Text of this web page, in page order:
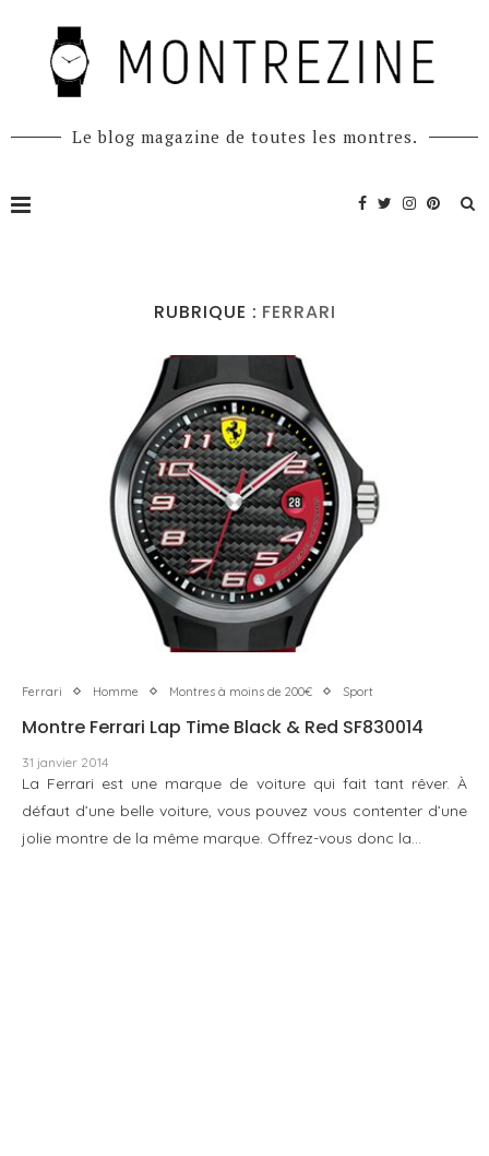
Le blog magazine de toutes les montres.
RUBRIQUE : FERRARI
Ferrari Homme Montres à moins de 200€ Sport
Montre Ferrari Lap Time Black & Red SF830014
31 janvier 2014
La Ferrari est une marque de voiture qui fait tant rêver. À
défaut d’une belle voiture, vous pouvez vous contenter d’une
jolie montre de la même marque. Offrez-vous donc la…